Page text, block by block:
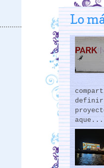
Lo
definir
aque...